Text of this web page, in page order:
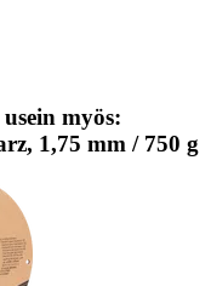
myös:
1,75 mm / 750 g